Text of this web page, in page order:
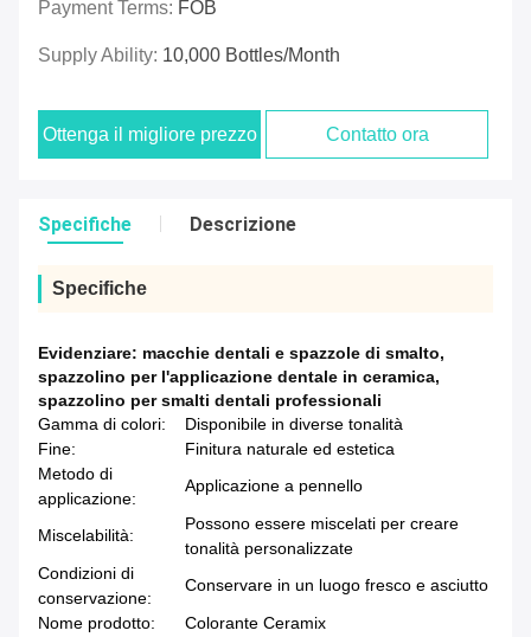
Payment Terms: FOB
Supply Ability: 10,000 Bottles/month
Ottenga il migliore prezzo Contatto ora
Specifiche Descrizione
Specifiche
Evidenziare: macchie dentali e spazzole di smalto,
spazzolino per l'applicazione dentale in ceramica,
spazzolino per smalti dentali professionali
Gamma di colori:
Disponibile in diverse tonalità
Fine:
Finitura naturale ed estetica
Metodo di
applicazione:
Applicazione a pennello
Miscelabilità:
Possono essere miscelati per creare
tonalità personalizzate
Condizioni di
conservazione:
Conservare in un luogo fresco e asciutto
Nome prodotto:
Colorante Ceramix